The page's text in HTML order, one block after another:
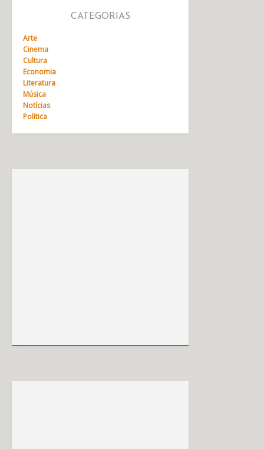
CATEGORIAS
Arte
Cinema
Cultura
Economia
Literatura
Música
Notícias
Política